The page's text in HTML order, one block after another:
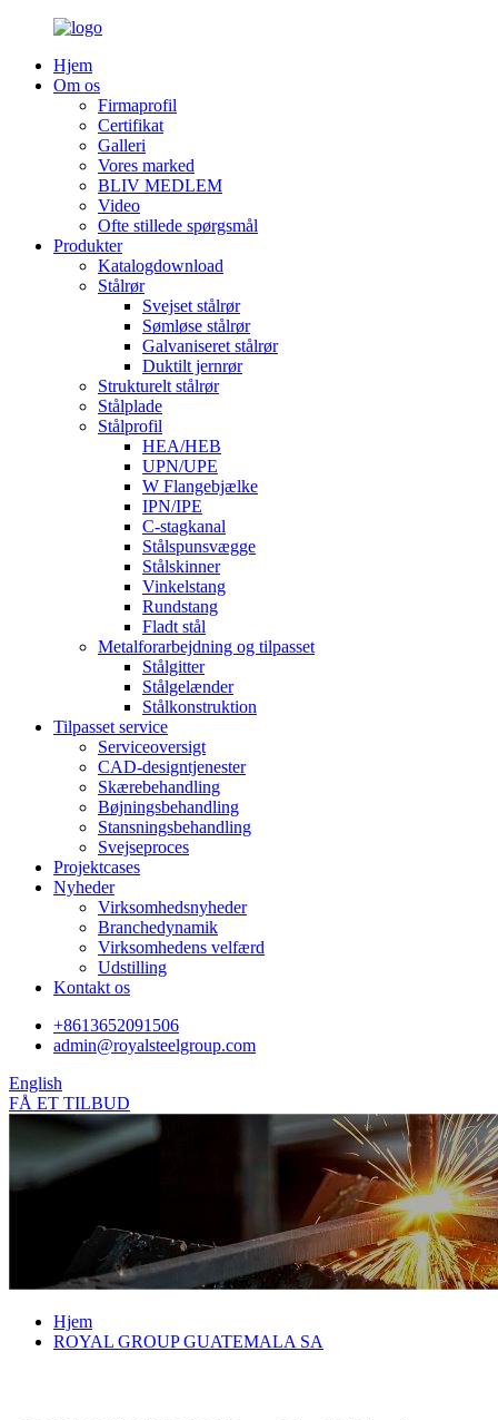
Hjem
Om os
Firmaprofil
Certifikat
Galleri
Vores marked
BLIV MEDLEM
Video
Ofte stillede spørgsmål
Produkter
Katalogdownload
Stålrør
Svejset stålrør
Sømløse stålrør
Galvaniseret stålrør
Duktilt jernrør
Strukturelt stålrør
Stålplade
Stålprofil
HEA/HEB
UPN/UPE
W Flangebjælke
IPN/IPE
C-stagkanal
Stålspunsvægge
Stålskinner
Vinkelstang
Rundstang
Fladt stål
Metalforarbejdning og tilpasset
Stålgitter
Stålgelænder
Stålkonstruktion
Tilpasset service
Serviceoversigt
CAD-designtjenester
Skærebehandling
Bøjningsbehandling
Stansningsbehandling
Svejseproces
Projektcases
Nyheder
Virksomhedsnyheder
Branchedynamik
Virksomhedens velfærd
Udstilling
Kontakt os
+8613652091506
admin@royalsteelgroup.com
English
FÅ ET TILBUD
Hjem
ROYAL GROUP GUATEMALA SA